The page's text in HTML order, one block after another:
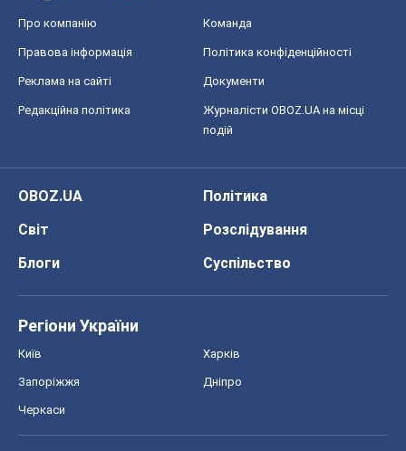
Про компанію Команда
Правова інформація Політика конфіденційності
Реклама на сайті Документи
Редакційна політика
Журналісти OBOZ.UA на місці
подій
OBOZ.UA
Політика
Світ
Розслідування
Блоги
Суспільство
Регіони України
Київ Харків
Запоріжжя Дніпро
Черкаси